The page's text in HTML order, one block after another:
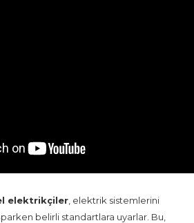
elektrikçiler , elektrik sistemlerini
belirli standartlara uyarlar. Bu,